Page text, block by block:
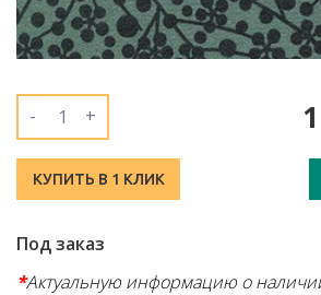
- +
КУПИТЬ В 1 КЛИК
Под заказ
*Актуальную информацию о